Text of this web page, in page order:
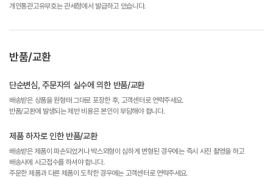
개인통관고유부호는 관세청에서 발급하고 있습니다.
반품/교환
단순변심, 주문자의 실수에 의한 반품/교환
배송받은 상품을 원형태 그대로 포장한 후, 고객센터로 연락주세요.
반품/교환에 발생되는 제반 비용은 본인이 부담해야 합니다.
제품 하자로 인한 반품/교환
배송받은 제품이 파손되었거나 박스외형이 심하게 변형된 경우에는 즉시 사진 촬영을 하고
배송사에 사고접수를 하셔야 합니다.
주문한 제품과 다른 제품이 도착한 경우에는 고객센터로 연락주세요.